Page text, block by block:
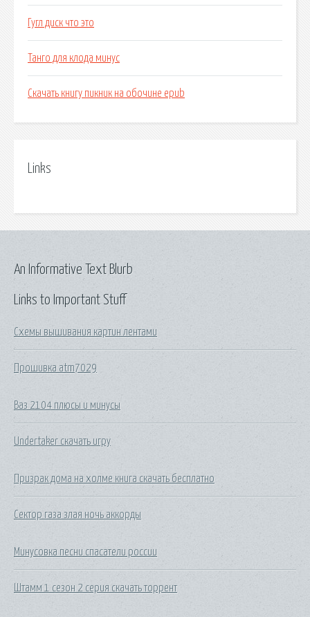
Гугл диск что это
Танго для клода минус
Скачать книгу пикник на обочине epub
Links
Links to Important Stuff
Схемы вышивания картин лентами
Прошивка atm7029
Ваз 2104 плюсы и минусы
Undertaker скачать игру
Призрак дома на холме книга скачать бесплатно
Сектор газа злая ночь аккорды
Минусовка песни спасатели россии
Штамм 1 сезон 2 серия скачать торрент
An Informative Text Blurb